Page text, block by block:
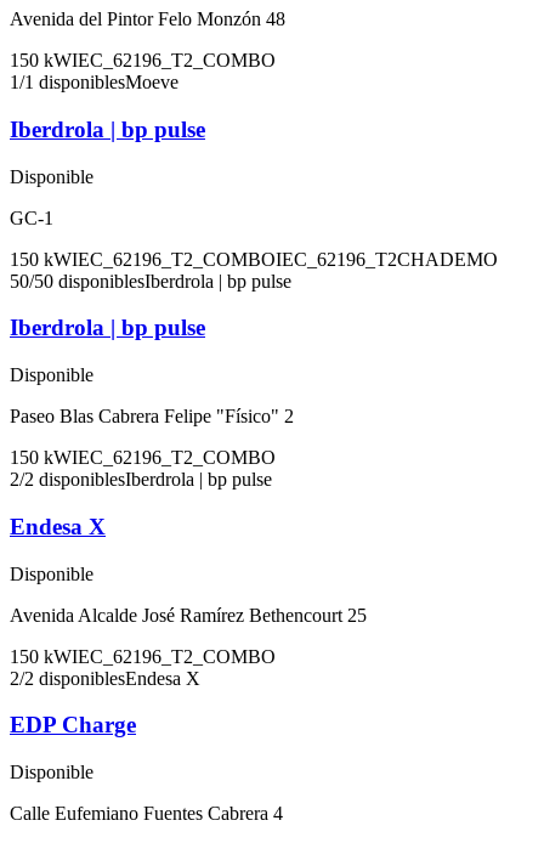
Avenida del Pintor Felo Monzón 48
150 kWIEC_62196_T2_COMBO
1/1 disponiblesMoeve
Iberdrola | bp pulse
Disponible
GC-1
150 kWIEC_62196_T2_COMBOIEC_62196_T2CHADEMO
50/50 disponiblesIberdrola | bp pulse
Iberdrola | bp pulse
Disponible
Paseo Blas Cabrera Felipe "Físico" 2
150 kWIEC_62196_T2_COMBO
2/2 disponiblesIberdrola | bp pulse
Endesa X
Disponible
Avenida Alcalde José Ramírez Bethencourt 25
150 kWIEC_62196_T2_COMBO
2/2 disponiblesEndesa X
EDP Charge
Disponible
Calle Eufemiano Fuentes Cabrera 4